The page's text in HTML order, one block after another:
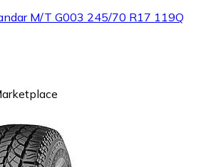
M/T G003 245/70 R17 119Q